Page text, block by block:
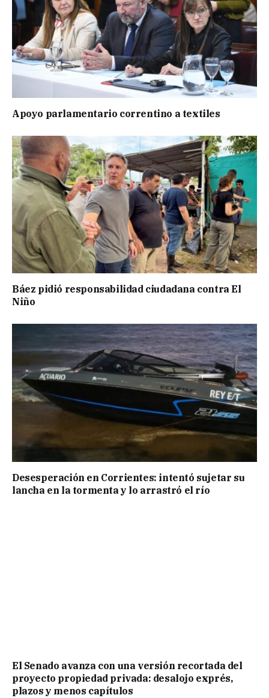
Apoyo parlamentario correntino a textiles
Báez pidió responsabilidad ciudadana contra El
Niño
Desesperación en Corrientes: intentó sujetar su
lancha en la tormenta y lo arrastró el río
El Senado avanza con una versión recortada del
proyecto propiedad privada: desalojo exprés,
plazos y menos capítulos